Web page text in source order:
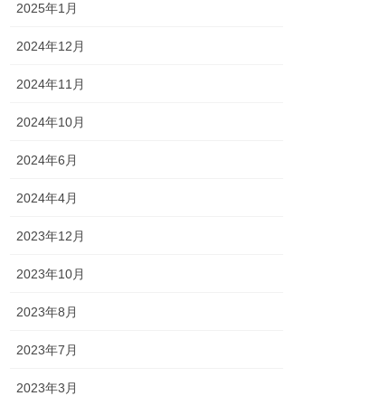
2025年1月
2024年12月
2024年11月
2024年10月
2024年6月
2024年4月
2023年12月
2023年10月
2023年8月
2023年7月
2023年3月